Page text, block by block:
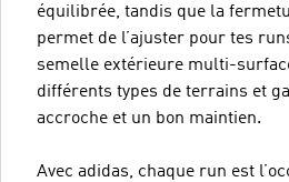
équilibrée, tandis que la
permet de l’ajuster pour tes
semelle extérieure multi-
différents types de terrains et
accroche et un bon maintien.
Avec adidas, chaque run est